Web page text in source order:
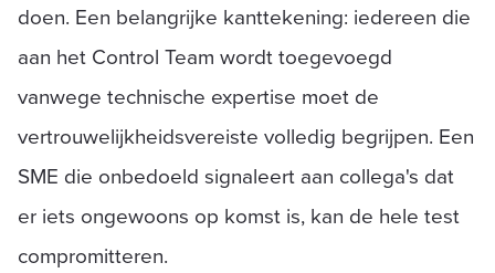
doen. Een belangrijke kanttekening: iedereen die
aan het Control Team wordt toegevoegd
vanwege technische expertise moet de
vertrouwelijkheidsvereiste volledig begrijpen. Een
SME die onbedoeld signaleert aan collega's dat
er iets ongewoons op komst is, kan de hele test
compromitteren.